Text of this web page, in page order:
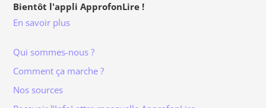
Bientôt l'appli ApprofonLire !
En savoir plus
Qui sommes-nous ?
Comment ça marche ?
Nos sources